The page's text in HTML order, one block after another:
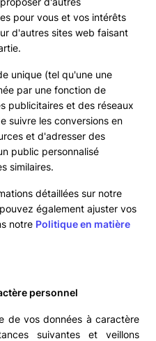
pour vous et vos intérêts
d'autres sites web faisant
unique (tel qu'une une
par une fonction de
publicitaires et des réseaux
suivre les conversions en
et d'adresser des
public personnalisé
similaires.
détaillées sur notre
également ajuster vos
notre Politique en matière
personnel
de vos données à caractère
suivantes et veillons